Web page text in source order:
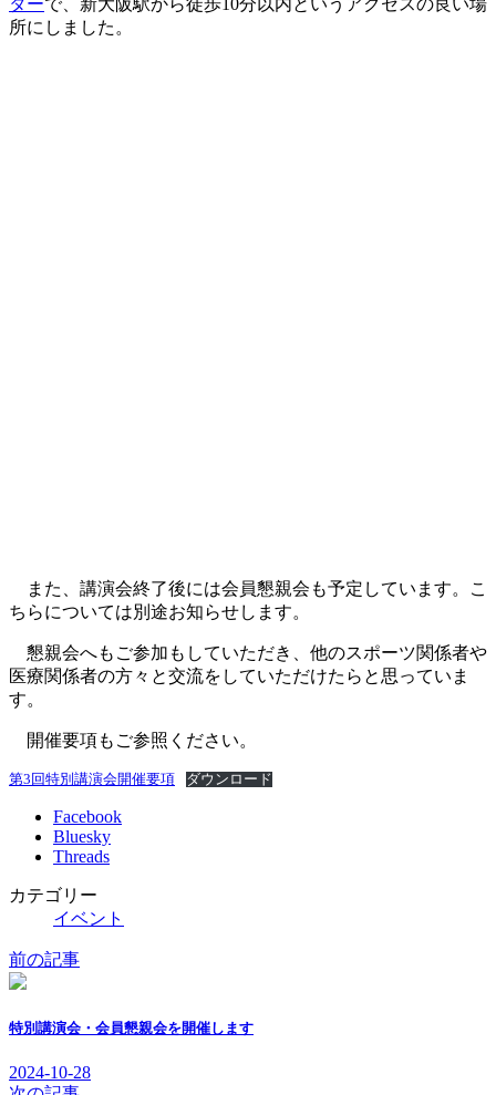
所にしました。
また、講演会終了後には会員懇親会も予定しています。こ
ちらについては別途お知らせします。
懇親会へもご参加もしていただき、他のスポーツ関係者や
医療関係者の方々と交流をしていただけたらと思っていま
す。
開催要項もご参照ください。
第3回特別講演会開催要項 ダウンロード
Facebook
Bluesky
Threads
カテゴリー
イベント
前の記事
特別講演会・会員懇親会を開催します
2024-10-28